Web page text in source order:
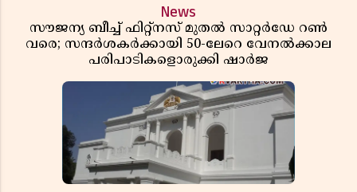
News
സൗജന്യ ബീച്ച് ഫിറ്റ്നസ് മുതൽ സാറ്റർഡേ റൺ
വരെ; സന്ദർശകർക്കായി 50-ലേറെ വേനൽക്കാല
പരിപാടികളൊരുക്കി ഷാർജ